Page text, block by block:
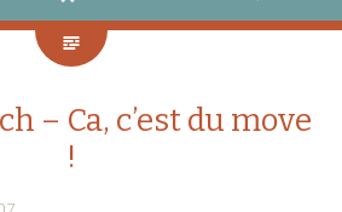
– Ca, c’est du move
!